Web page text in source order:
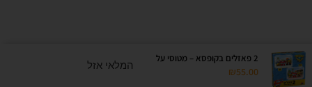
2 פאזלים בקופסא – מטוסי על
₪55.00 המלאי אזל